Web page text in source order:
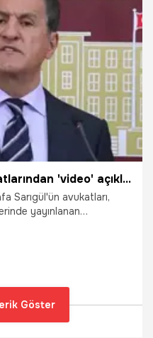
Mustafa Sarıgül'ün avukatlarından 'video' açıklaması: Tüm hesaplar kayıt altına alındı
Sarıgül'ün avukatları,
yayınlanan
Göster